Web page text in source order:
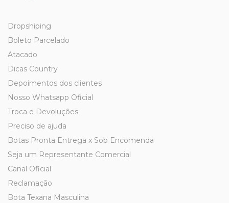
Dropshiping
Boleto Parcelado
Atacado
Dicas Country
Depoimentos dos clientes
Nosso Whatsapp Oficial
Troca e Devoluções
Preciso de ajuda
Botas Pronta Entrega x Sob Encomenda
Seja um Representante Comercial
Canal Oficial
Reclamação
Bota Texana Masculina